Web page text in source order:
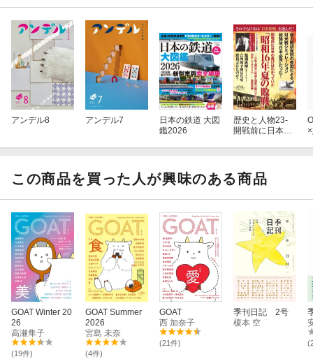
アンデル8 アンデル7
日本の鉄道 大図
鑑2026
歴史と人物23-
開戦前に日本の
この商品を買った人が興味のある商品
GOAT Winter 20
26
高瀬隼子
(19件)
GOAT Summer
2026
宮島 未奈
(4件)
GOAT
西 加奈子
(21件)
季刊日記 2号
榎本 空